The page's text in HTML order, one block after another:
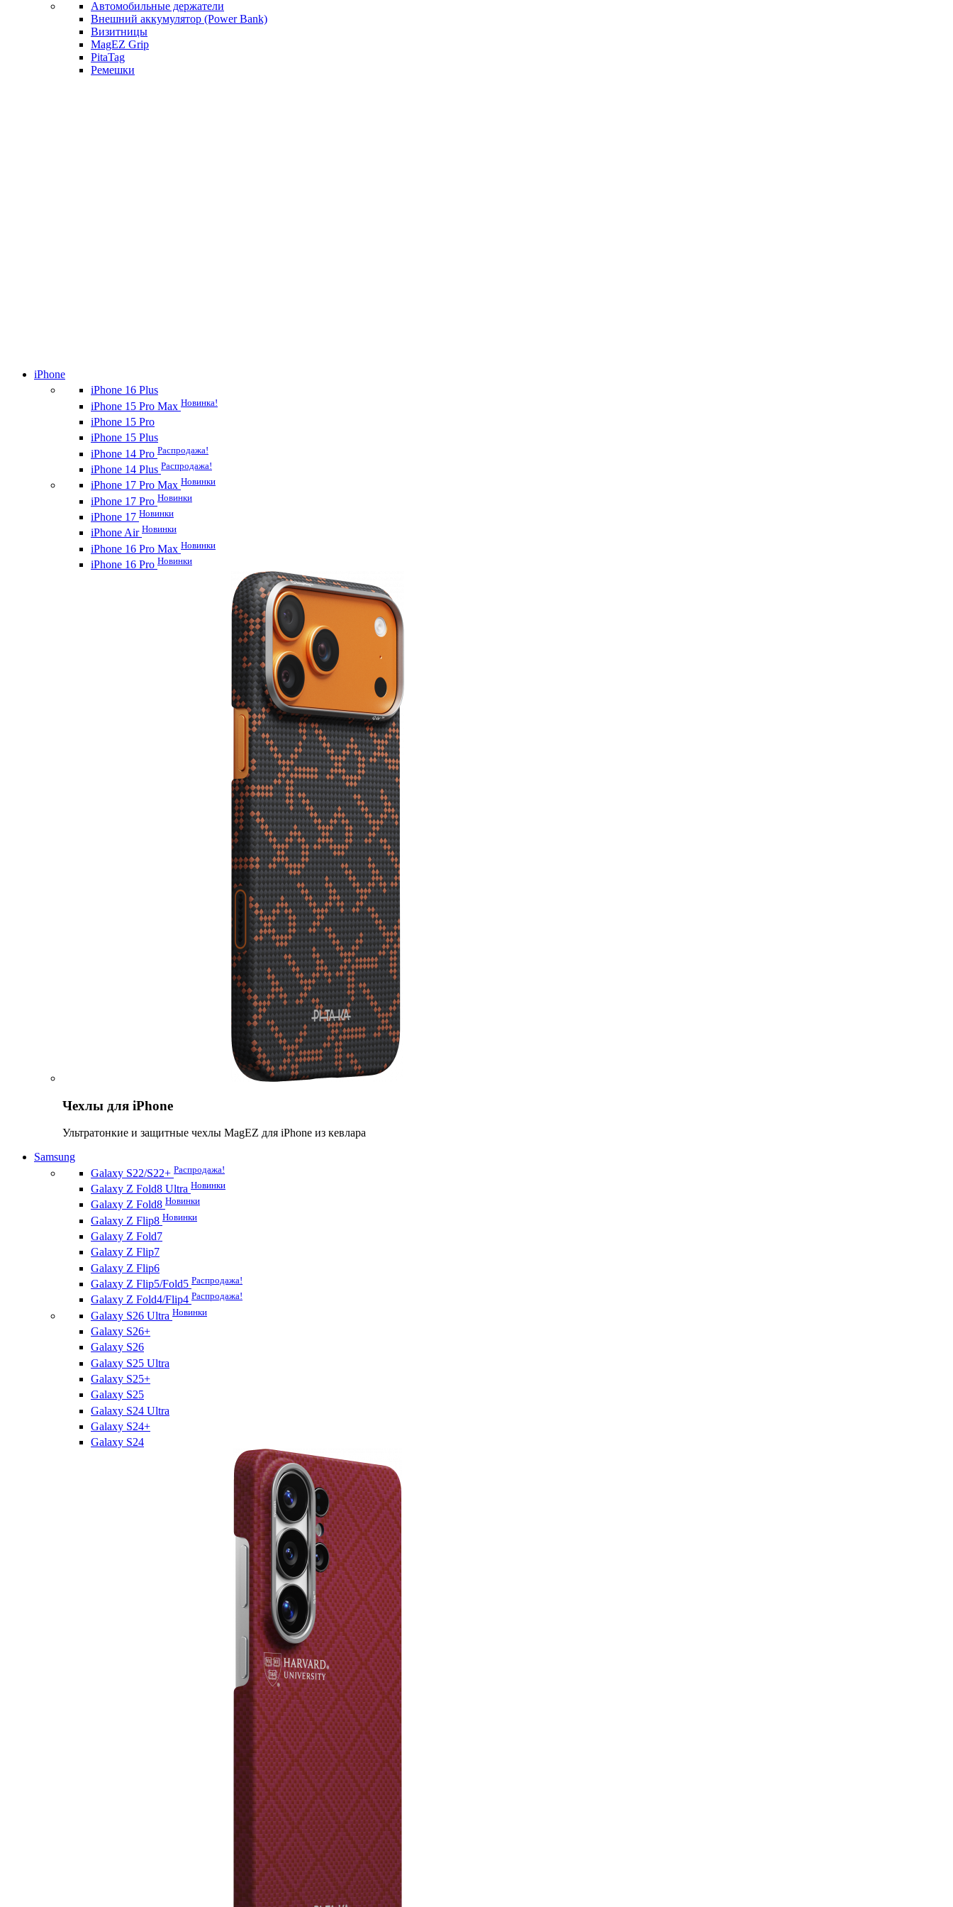
Автомобильные держатели
Внешний аккумулятор (Power Bank)
Визитницы
MagEZ Grip
PitaTag
Ремешки
iPhone
iPhone 16 Plus
iPhone 15 Pro Max Новинка!
iPhone 15 Pro
iPhone 15 Plus
iPhone 14 Pro Распродажа!
iPhone 14 Plus Распродажа!
iPhone 17 Pro Max Новинки
iPhone 17 Pro Новинки
iPhone 17 Новинки
iPhone Air Новинки
iPhone 16 Pro Max Новинки
iPhone 16 Pro Новинки
Чехлы для iPhone
Ультратонкие и защитные чехлы MagEZ для iPhone из кевлара
Samsung
Galaxy S22/S22+ Распродажа!
Galaxy Z Fold8 Ultra Новинки
Galaxy Z Fold8 Новинки
Galaxy Z Flip8 Новинки
Galaxy Z Fold7
Galaxy Z Flip7
Galaxy Z Flip6
Galaxy Z Flip5/Fold5 Распродажа!
Galaxy Z Fold4/Flip4 Распродажа!
Galaxy S26 Ultra Новинки
Galaxy S26+
Galaxy S26
Galaxy S25 Ultra
Galaxy S25+
Galaxy S25
Galaxy S24 Ultra
Galaxy S24+
Galaxy S24